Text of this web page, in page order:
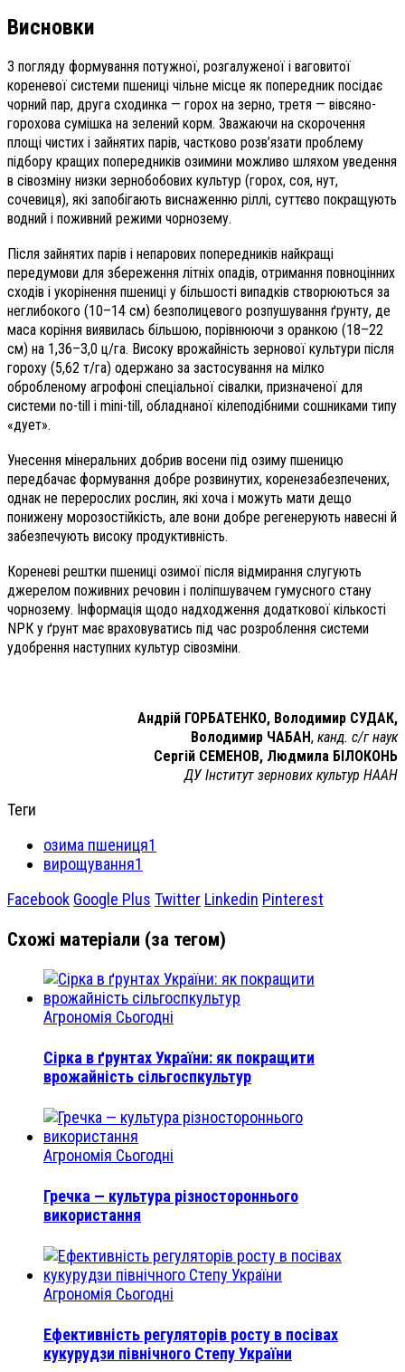
Висновки
З погляду формування потужної, розгалуженої і ваговитої
кореневої системи пшениці чільне місце як попередник посідає
чорний пар, друга сходинка — горох на зерно, третя — вівсяно-
горохова сумішка на зелений корм. Зважаючи на скорочення
площі чистих і зайнятих парів, частково розв’язати проблему
підбору кращих попередників озимини можливо шляхом уведення
в сівозміну низки зернобобових культур (горох, соя, нут,
сочевиця), які запобігають виснаженню ріллі, суттєво покращують
водний і поживний режими чорнозему.
Після зайнятих парів і непарових попередників найкращі
передумови для збереження літніх опадів, отримання повноцінних
сходів і укорінення пшениці у більшості випадків створюються за
неглибокого (10–14 см) безполицевого розпушування ґрунту, де
маса коріння виявилась більшою, порівнюючи з оранкою (18–22
см) на 1,36–3,0 ц/га. Високу врожайність зернової культури після
гороху (5,62 т/га) одержано за застосування на мілко
обробленому агрофоні спеціальної сівалки, призначеної для
системи no-till і mini-till, обладнаної кілеподібними сошниками типу
«дует».
Унесення мінеральних добрив восени під озиму пшеницю
передбачає формування добре розвинутих, коренезабезпечених,
однак не перерослих рослин, які хоча і можуть мати дещо
понижену морозостійкість, але вони добре регенерують навесні й
забезпечують високу продуктивність.
Кореневі рештки пшениці озимої після відмирання слугують
джерелом поживних речовин і поліпшувачем гумусного стану
чорнозему. Інформація щодо надходження додаткової кількості
NPК у ґрунт має враховуватись під час розроблення системи
удобрення наступних культур сівозміни.
Андрій ГОРБАТЕНКО, Володимир СУДАК,
Володимир ЧАБАН, канд. с/г наук
Сергій СЕМЕНОВ, Людмила БІЛОКОНЬ
ДУ Інститут зернових культур НААН
Теги
озима пшениця1
вирощування1
Facebook Google Plus Twitter Linkedin Pinterest
Схожі матеріали (за тегом)
Агрономія Сьогодні
Сірка в ґрунтах України: як покращити
врожайність сільгоспкультур
Агрономія Сьогодні
Гречка — культура різностороннього
використання
Агрономія Сьогодні
Ефективність регуляторів росту в посівах
кукурудзи північного Степу України